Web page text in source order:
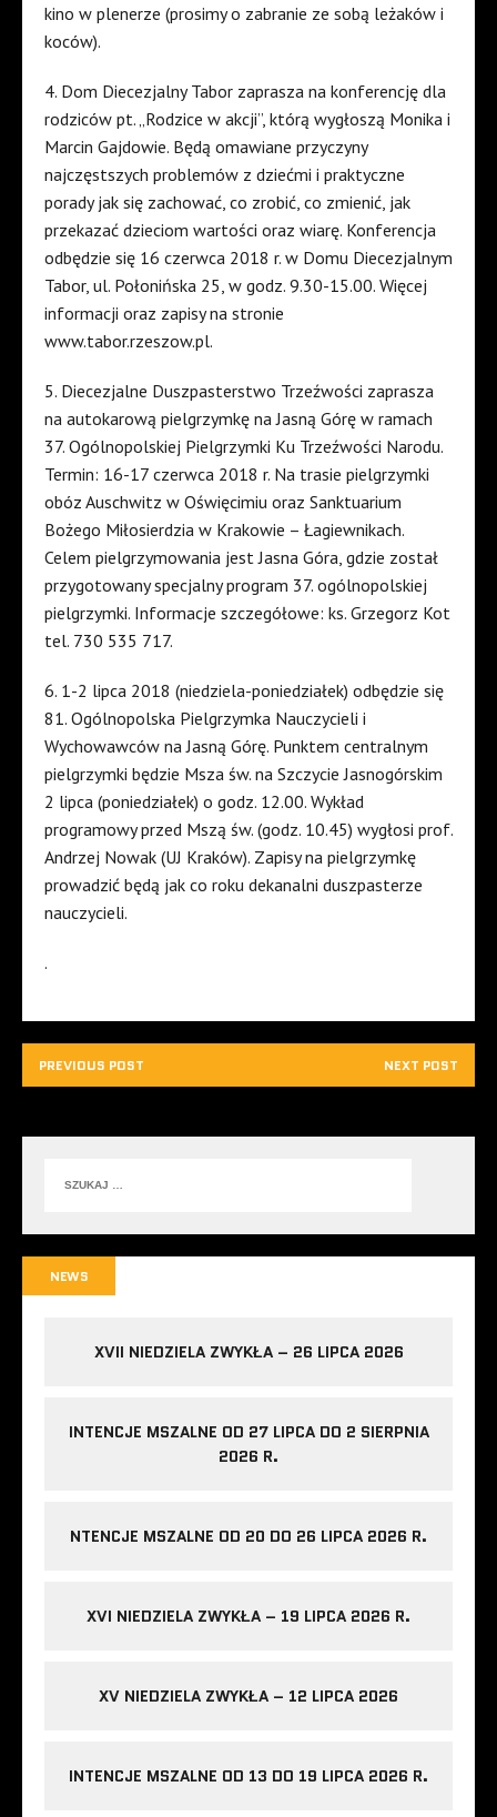
kino w plenerze (prosimy o zabranie ze sobą leżaków i
koców).
4. Dom Diecezjalny Tabor zaprasza na konferencję dla
rodziców pt. „Rodzice w akcji”, którą wygłoszą Monika i
Marcin Gajdowie. Będą omawiane przyczyny
najczęstszych problemów z dziećmi i praktyczne
porady jak się zachować, co zrobić, co zmienić, jak
przekazać dzieciom wartości oraz wiarę. Konferencja
odbędzie się 16 czerwca 2018 r. w Domu Diecezjalnym
Tabor, ul. Połonińska 25, w godz. 9.30-15.00. Więcej
informacji oraz zapisy na stronie
www.tabor.rzeszow.pl.
5. Diecezjalne Duszpasterstwo Trzeźwości zaprasza
na autokarową pielgrzymkę na Jasną Górę w ramach
37. Ogólnopolskiej Pielgrzymki Ku Trzeźwości Narodu.
Termin: 16-17 czerwca 2018 r. Na trasie pielgrzymki
obóz Auschwitz w Oświęcimiu oraz Sanktuarium
Bożego Miłosierdzia w Krakowie – Łagiewnikach.
Celem pielgrzymowania jest Jasna Góra, gdzie został
przygotowany specjalny program 37. ogólnopolskiej
pielgrzymki. Informacje szczegółowe: ks. Grzegorz Kot
tel. 730 535 717.
6. 1-2 lipca 2018 (niedziela-poniedziałek) odbędzie się
81. Ogólnopolska Pielgrzymka Nauczycieli i
Wychowawców na Jasną Górę. Punktem centralnym
pielgrzymki będzie Msza św. na Szczycie Jasnogórskim
2 lipca (poniedziałek) o godz. 12.00. Wykład
programowy przed Mszą św. (godz. 10.45) wygłosi prof.
Andrzej Nowak (UJ Kraków). Zapisy na pielgrzymkę
prowadzić będą jak co roku dekanalni duszpasterze
nauczycieli.
.
PREVIOUS POST NEXT POST
NEWS
XVII NIEDZIELA ZWYKŁA – 26 LIPCA 2026
INTENCJE MSZALNE OD 27 LIPCA DO 2 SIERPNIA
2026 R.
NTENCJE MSZALNE OD 20 DO 26 LIPCA 2026 R.
XVI NIEDZIELA ZWYKŁA – 19 LIPCA 2026 R.
XV NIEDZIELA ZWYKŁA – 12 LIPCA 2026
INTENCJE MSZALNE OD 13 DO 19 LIPCA 2026 R.